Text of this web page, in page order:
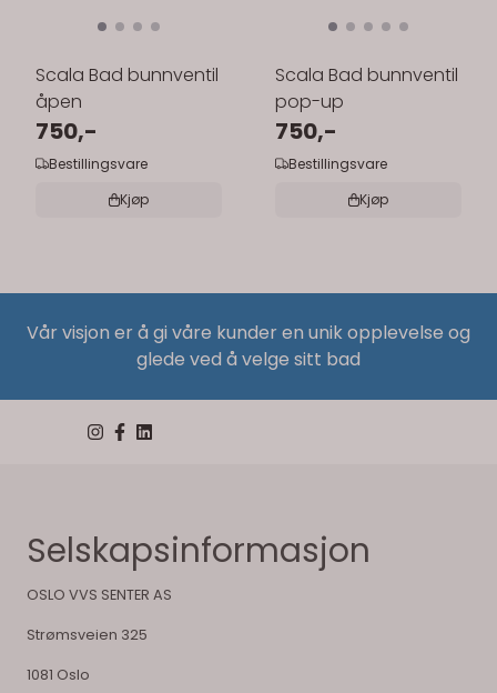
Scala Bad bunnventil
åpen
750,-
Bestillingsvare
Kjøp
Scala Bad bunnventil
pop-up
750,-
Bestillingsvare
Kjøp
Vår visjon er å gi våre kunder en unik opplevelse og
glede ved å velge sitt bad
Selskapsinformasjon
OSLO VVS SENTER AS
Strømsveien 325
1081 Oslo